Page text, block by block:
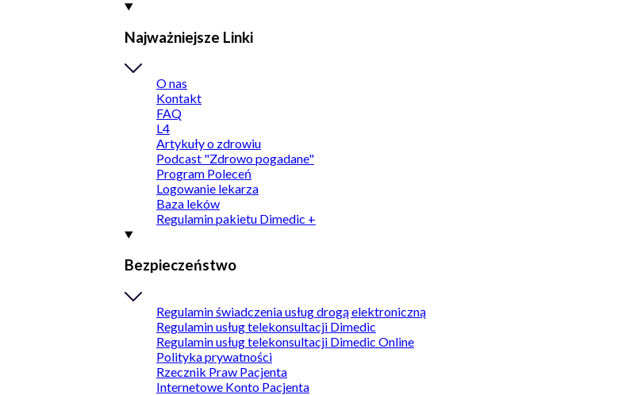
Najważniejsze Linki
O nas
Kontakt
FAQ
L4
Artykuły o zdrowiu
Podcast "Zdrowo pogadane"
Program Poleceń
Logowanie lekarza
Baza leków
Regulamin pakietu Dimedic +
Bezpieczeństwo
Regulamin świadczenia usług drogą elektroniczną
Regulamin usług telekonsultacji Dimedic
Regulamin usług telekonsultacji Dimedic Online
Polityka prywatności
Rzecznik Praw Pacjenta
Internetowe Konto Pacjenta